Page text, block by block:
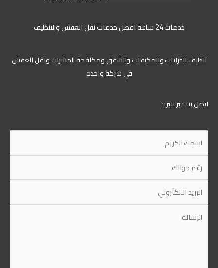
خدمات 24 ساعة افضل خدمات نقل العفش والتنظيف
تنظيف الخزانات والمكيفات والشقق ومكافحة الحشرات ونقل العفش
في شركة واحدة
اتصل بنا عبر البريد